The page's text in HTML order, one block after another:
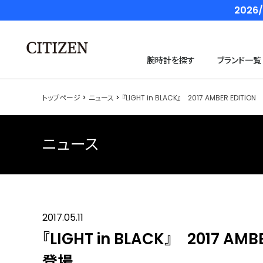
2026/
腕時計を探す ブランド一覧
トップページ ニュース 『LIGHT in BLACK』 2017 AMBER
ニュース
2017.05.11
『LIGHT in BLACK』 2017